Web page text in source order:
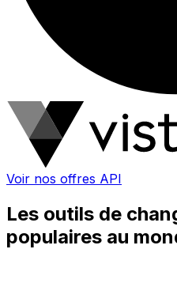
Voir nos offres API
Les outils de
populaires au